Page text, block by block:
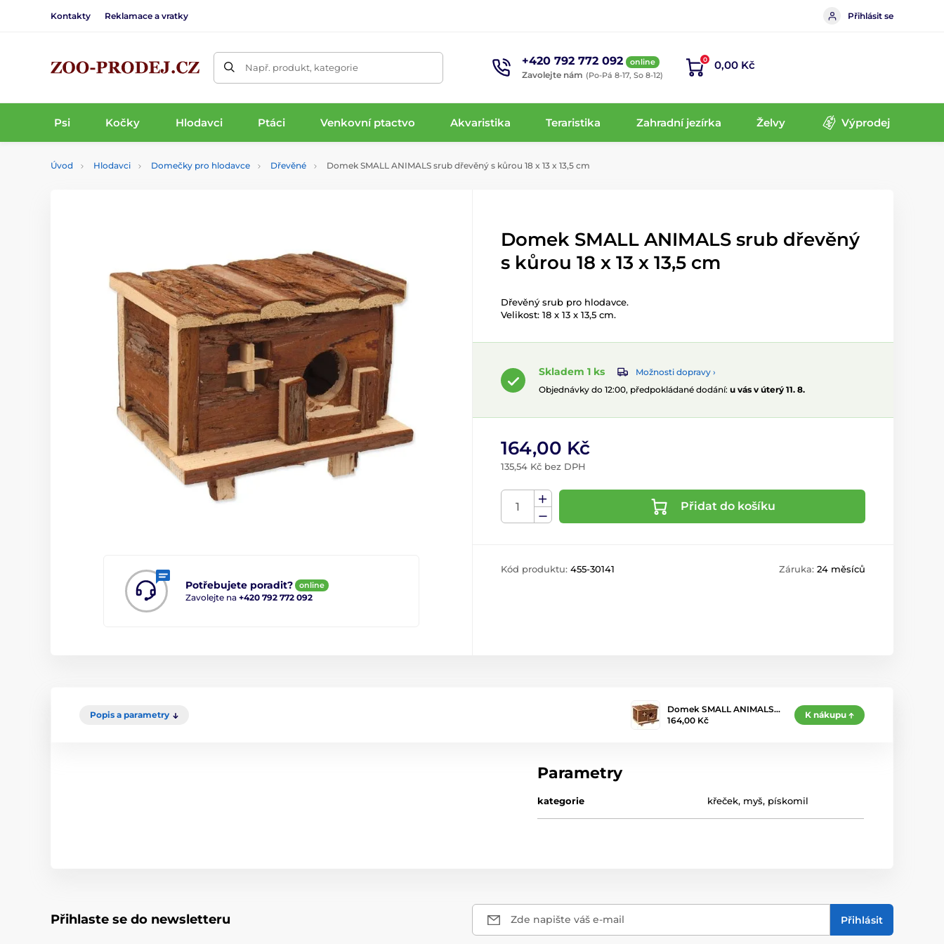
Kontakty Reklamace a vratky Přihlásit se
Např. produkt, kategorie +420 792 772 092 online
Zavolejte nám (Po-Pá 8-17, So 8-12)
0 0,00 Kč
Psi Kočky Hlodavci Ptáci Venkovní ptactvo Akvaristika Teraristika Zahradní jezírka Želvy Výprodej
Úvod Hlodavci Domečky pro hlodavce Dřevěné Domek SMALL ANIMALS srub dřevěný s kůrou 18 x 13 x 13,5 cm
Potřebujete poradit? online
Zavolejte na +420 792 772 092
Domek SMALL ANIMALS srub dřevěný
s kůrou 18 x 13 x 13,5 cm
Dřevěný srub pro hlodavce.
Velikost: 18 x 13 x 13,5 cm.
Skladem 1 ks
Možnosti dopravy ›
Objednávky do 12:00, předpokládané dodání: u vás v úterý 11. 8.
164,00 Kč
135,54 Kč bez DPH
Přidat do košíku
Kód produktu: 455-30141 Záruka: 24 měsíců
Popis a parametry
Domek SMALL ANIMALS…
164,00 Kč
K nákupu
Parametry
kategorie křeček, myš, pískomil
Přihlaste se do newsletteru Zde napište váš e-mail Přihlásit